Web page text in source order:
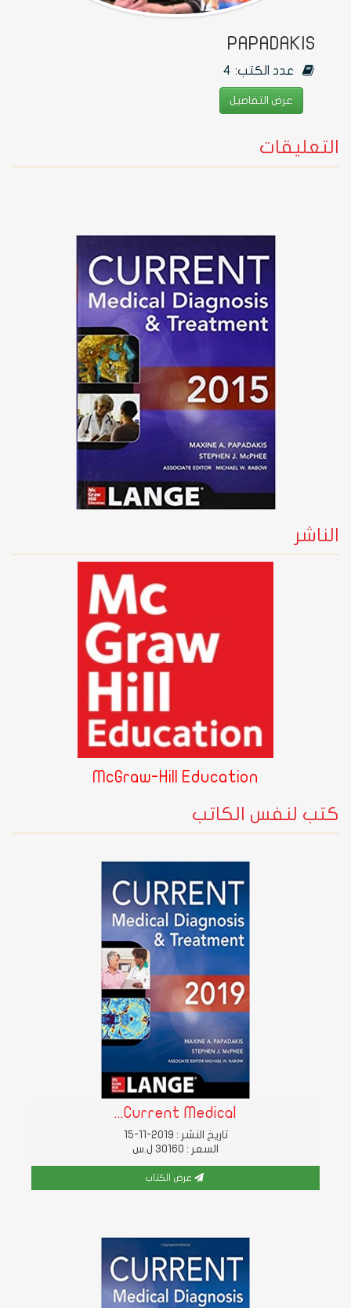
PAPADAKIS
عدد الكتب: 4
عرض التفاصيل
التعليقات
الناشر
McGraw-Hill Education
كتب لنفس الكاتب
Current Medical...
تاريخ النشر : 2019-11-15
السعر : 30160 ل.س
عرض الكتاب